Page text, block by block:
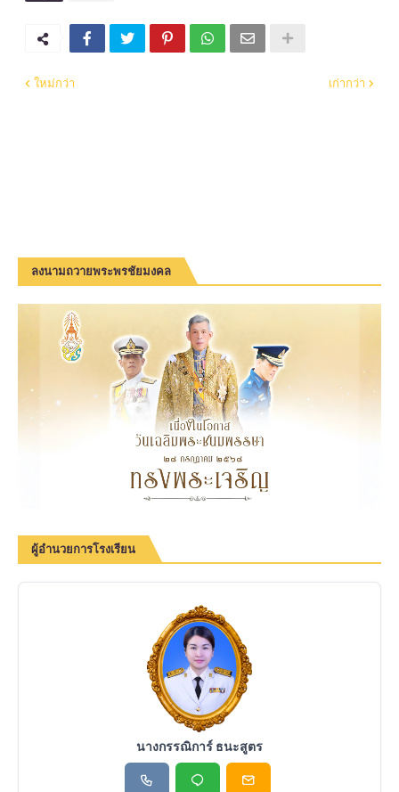
ใหม่กว่า เก่ากว่า
ลงนามถวายพระพรชัยมงคล
ผู้อำนวยการโรงเรียน
นางกรรณิการ์ ธนะสูตร